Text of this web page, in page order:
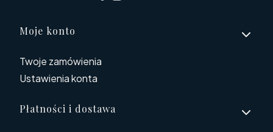
Linki w stopce
Moje konto
Twoje zamówienia
Ustawienia konta
Płatności i dostawa